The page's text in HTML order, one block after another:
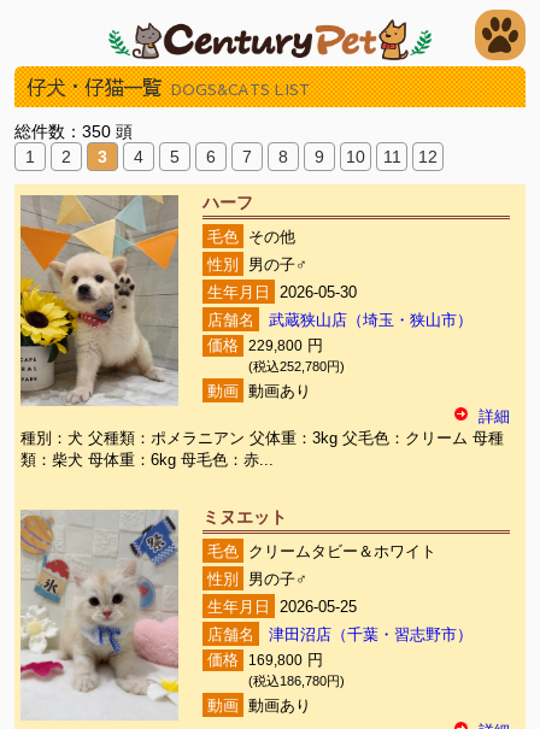
仔犬・仔猫一覧 DOGS&CATS LIST
総件数：350 頭
1
2 3 4 5 6 7 8 9 10 11 12
ハーフ
毛色
その他
性別
男の子♂
生年月日
2026-05-30
店舗名
武蔵狭山店（埼玉・狭山市）
価格 229,800 円
(税込252,780円)
動画
動画あり
詳細
種別：犬 父種類：ポメラニアン 父体重：3kg 父毛色：クリーム 母種
類：柴犬 母体重：6kg 母毛色：赤...
ミヌエット
毛色
クリームタビー＆ホワイト
性別
男の子♂
生年月日
2026-05-25
店舗名
津田沼店（千葉・習志野市）
価格
169,800 円
(税込186,780円)
動画
動画あり